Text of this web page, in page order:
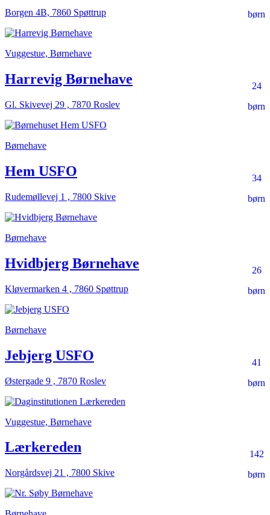
børn
Borgen 4B, 7860 Spøttrup
Vuggestue, Børnehave
24
børn
Harrevig Børnehave
Gl. Skivevej 29 , 7870 Roslev
Børnehave
34
børn
Hem USFO
Rudemøllevej 1 , 7800 Skive
Børnehave
26
børn
Hvidbjerg Børnehave
Kløvermarken 4 , 7860 Spøttrup
Børnehave
41
børn
Jebjerg USFO
Østergade 9 , 7870 Roslev
Vuggestue, Børnehave
142
børn
Lærkereden
Norgårdsvej 21 , 7800 Skive